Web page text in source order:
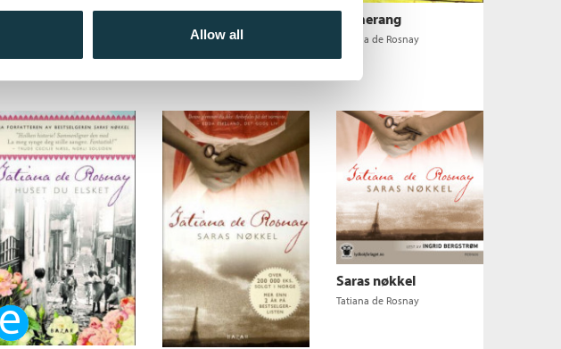
Allow all
andre historien Mokka
Tatiana de Rosnay
Bumerang
Tatiana de Rosnay
Ebok
Saras nøkkel
Tatiana de Rosnay